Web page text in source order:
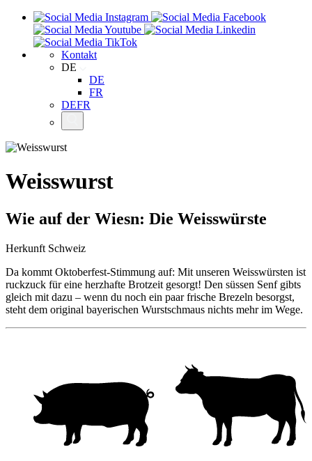
Kontakt
DE
DE
FR
DEFR
Weisswurst
Wie auf der Wiesn: Die Weisswürste
Herkunft Schweiz
Da kommt Oktoberfest-Stimmung auf: Mit unseren Weisswürsten ist
ruckzuck für eine herzhafte Brotzeit gesorgt! Den süssen Senf gibts
gleich mit dazu – wenn du noch ein paar frische Brezeln besorgst,
steht dem original bayerischen Wurstschmaus nichts mehr im Wege.